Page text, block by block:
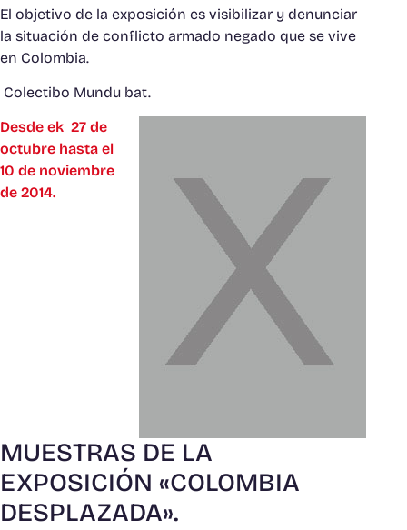
El objetivo de la exposición es visibilizar y denunciar
la situación de conflicto armado negado que se vive
en Colombia.
Colectibo Mundu bat.
Desde ek 27 de
octubre hasta el
10 de noviembre
de 2014.
MUESTRAS DE LA
EXPOSICIÓN «COLOMBIA
DESPLAZADA».